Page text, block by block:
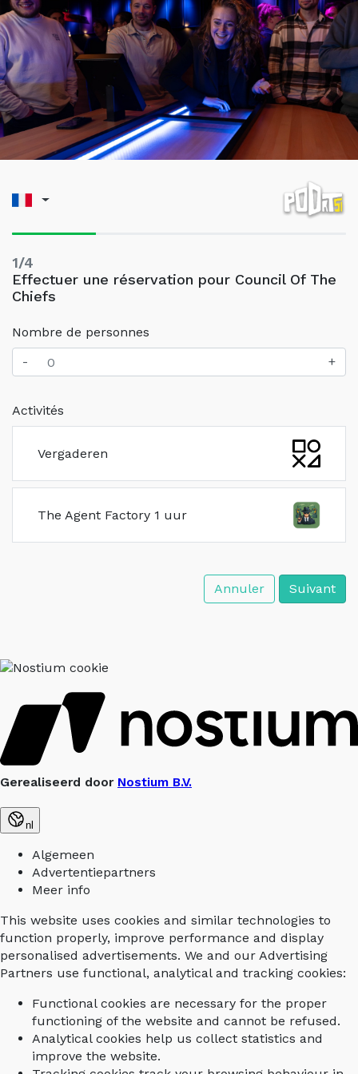
1/4
Effectuer une réservation pour Council Of The
Chiefs
Nombre de personnes
-
+
Activités
Vergaderen
The Agent Factory 1 uur
Annuler Suivant